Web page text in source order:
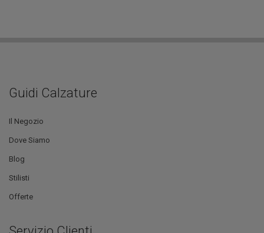
Guidi Calzature
Il Negozio
Dove Siamo
Blog
Stilisti
Offerte